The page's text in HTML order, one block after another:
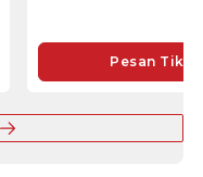
Pesan Tiket